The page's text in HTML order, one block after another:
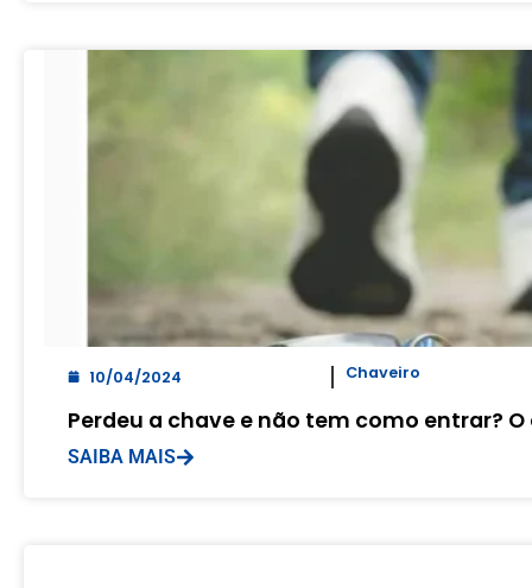
10/04/2024 Chaveiro
Perdeu a chave e não tem como entrar? O
SAIBA MAIS